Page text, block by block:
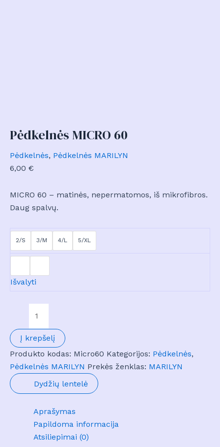
Pėdkelnės MICRO 60
Pėdkelnės, Pėdkelnės MARILYN
6,00 €
MICRO 60 – matinės, nepermatomos, iš mikrofibros.
Daug spalvų.
2/S 3/M 4/L 5/XL
Išvalyti
Pėdkelnės
MICRO
Į krepšelį
Produkto kodas: Micro60 Kategorijos: Pėdkelnės,
Pėdkelnės MARILYN Prekės ženklas: MARILYN
Dydžių lentelė
Aprašymas
Papildoma informacija
Atsiliepimai (0)